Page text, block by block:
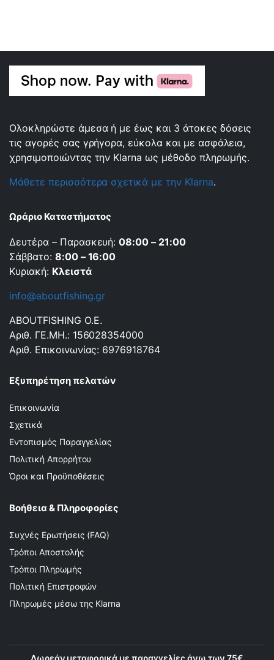
Ολοκληρώστε άμεσα ή με έως και 3 άτοκες δόσεις
τις αγορές σας γρήγορα, εύκολα και με ασφάλεια,
χρησιμοποιώντας την Klarna ως μέθοδο πληρωμής.
Μάθετε περισσότερα σχετικά με την Klarna.
Ωράριο Καταστήματος
Δευτέρα – Παρασκευή:08:00 – 21:00
Σάββατο: 8:00 – 16:00
Κυριακή: Κλειστά
info@aboutfishing.gr
ABOUTFISHING Ο.Ε.
Αριθ. ΓΕ.ΜΗ.: 156028354000
Αριθ. Επικοινωνίας: 6976918764
Εξυπηρέτηση πελατών
Επικοινωνία
Σχετικά
Εντοπισμός Παραγγελίας
Πολιτική Απορρήτου
Όροι και Προϋποθέσεις
Βοήθεια & Πληροφορίες
Συχνές Ερωτήσεις (FAQ)
Τρόποι Αποστολής
Τρόποι Πληρωμής
Πολιτική Επιστροφών
Πληρωμές μέσω της Klarna
Δωρεάν μεταφορικά με παραγγελίες άνω των 75€